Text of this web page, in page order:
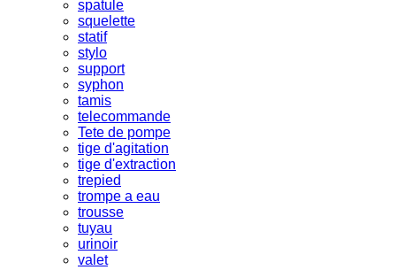
spatule
squelette
statif
stylo
support
syphon
tamis
telecommande
Tete de pompe
tige d'agitation
tige d'extraction
trepied
trompe a eau
trousse
tuyau
urinoir
valet